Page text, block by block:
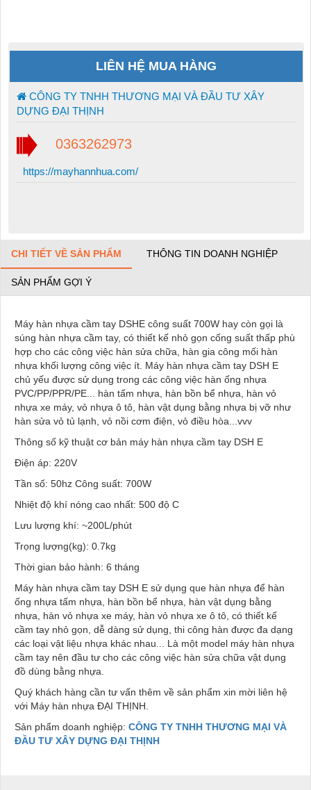
LIÊN HỆ MUA HÀNG
CÔNG TY TNHH THƯƠNG MẠI VÀ ĐẦU TƯ XÂY
DỰNG ĐẠI THỊNH
0363262973
https://mayhannhua.com/
CHI TIẾT VỀ SẢN PHẨM THÔNG TIN DOANH NGHIỆP
SẢN PHẨM GỢI Ý
Máy hàn nhựa cầm tay DSHE công suất 700W hay còn gọi là
súng hàn nhựa cầm tay, có thiết kế nhỏ gọn cống suất thấp phù
hợp cho các công việc hàn sửa chữa, hàn gia công mối hàn
nhựa khối lượng công việc ít. Máy hàn nhựa cầm tay DSH E
chủ yếu được sử dụng trong các công việc hàn ống nhựa
PVC/PP/PPR/PE... hàn tấm nhựa, hàn bồn bể nhựa, hàn vỏ
nhựa xe máy, vỏ nhựa ô tô, hàn vật dụng bằng nhựa bị vỡ như
hàn sửa vỏ tủ lạnh, vỏ nồi cơm điện, vỏ điều hòa...vvv
Thông số kỹ thuật cơ bản máy hàn nhựa cầm tay DSH E
Điện áp: 220V
Tần số: 50hz Công suất: 700W
Nhiệt độ khí nóng cao nhất: 500 độ C
Lưu lượng khí: ~200L/phút
Trọng lượng(kg): 0.7kg
Thời gian bảo hành: 6 tháng
Máy hàn nhựa cầm tay DSH E sử dụng que hàn nhựa để hàn
ống nhựa tấm nhựa, hàn bồn bể nhựa, hàn vật dụng bằng
nhựa, hàn vỏ nhựa xe máy, hàn vỏ nhựa xe ô tô, có thiết kế
cầm tay nhỏ gọn, dễ dàng sử dụng, thi công hàn được đa dạng
các loại vật liệu nhựa khác nhau... Là một model máy hàn nhựa
cầm tay nên đầu tư cho các công việc hàn sửa chữa vật dụng
đồ dùng bằng nhựa.
Quý khách hàng cần tư vấn thêm về sản phẩm xin mời liên hệ
với Máy hàn nhựa ĐẠI THỊNH.
Sản phẩm doanh nghiệp: CÔNG TY TNHH THƯƠNG MẠI VÀ
ĐẦU TƯ XÂY DỰNG ĐẠI THỊNH